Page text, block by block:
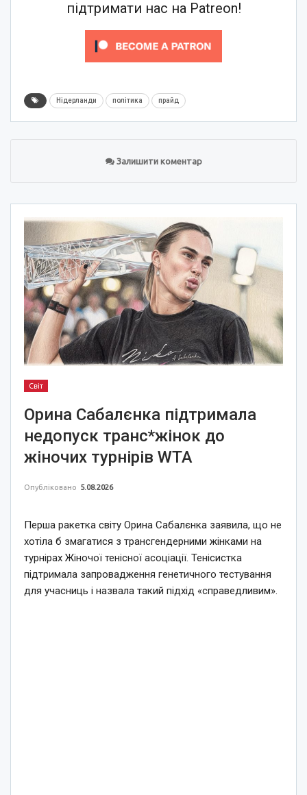
підтримати нас на Patreon!
Нідерланди політика прайд
Залишити коментар
Світ
Орина Сабалєнка підтримала
недопуск транс*жінок до
жіночих турнірів WTA
Опубліковано 5.08.2026
Перша ракетка світу Орина Сабалєнка заявила, що не
хотіла б змагатися з трансгендерними жінками на
турнірах Жіночої тенісної асоціації. Тенісистка
підтримала запровадження генетичного тестування
для учасниць і назвала такий підхід «справедливим».